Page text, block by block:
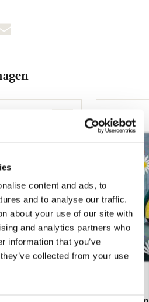
content and ads, to
and to analyse our traffic.
about your use of our site with
and analytics partners who
information that you’ve
collected from your use
dezelfde kleur om eenheid te
250 grms papier Mat-
Deel
mail
Toevoegen